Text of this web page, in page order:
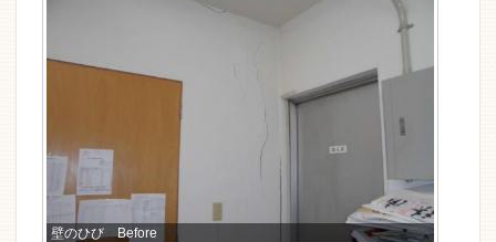
壁のひび Before